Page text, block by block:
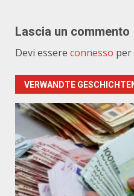
Lascia un commento
Devi essere connesso per
VERWANDTE